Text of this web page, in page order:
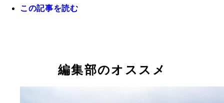
この記事を読む
編集部のオススメ